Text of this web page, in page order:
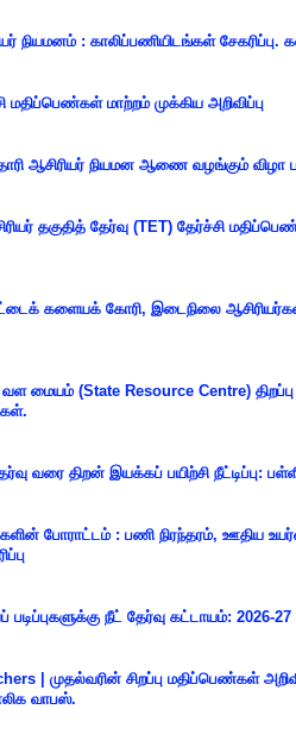
நியமனம் : காலிப்பணியிடங்கள் சேகரிப்பு.
மதிப்பெண்கள் மாற்றம் முக்கிய அறிவிப்பு
ஆசிரியர் நியமன ஆணை வழங்கும் விழா
தகுதித் தேர்வு (TET) தேர்ச்சி
களையக் கோரி, இடைநிலை
வள மையம் (State Resource Centre)
வரை திறன் இயக்கப் பயிற்சி நீட்டிப்பு:
போராட்டம் : பணி நிரந்தரம், ஊதிய
படிப்புகளுக்கு நீட் தேர்வு கட்டாயம்:
| முதல்வரின் சிறப்பு மதிப்பெண்கள்
வாபஸ்.